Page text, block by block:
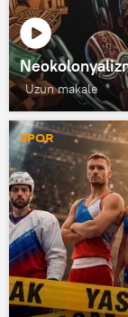
Uzun makale
SPOR